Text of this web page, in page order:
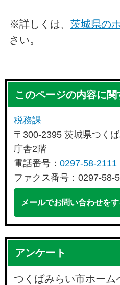
※詳しくは、 茨城県の
さい。
このページの内容に
税務課
〒300-2395 茨城県つく
庁舎2階
電話番号：0297-58-2111
ファクス番号：0297-58-
メールでお問い合わせを
アンケート
つくばみらい市ホーム